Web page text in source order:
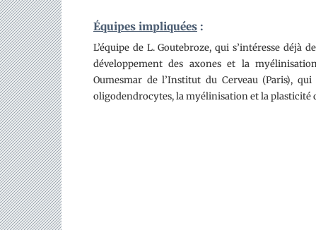
Équipes impliquées :
L’équipe de L. Goutebroze, qui s’intéresse déjà
développement des axones et la
Oumesmar de l’Institut du Cerveau (Paris),
oligodendrocytes, la myélinisation et la plasticité